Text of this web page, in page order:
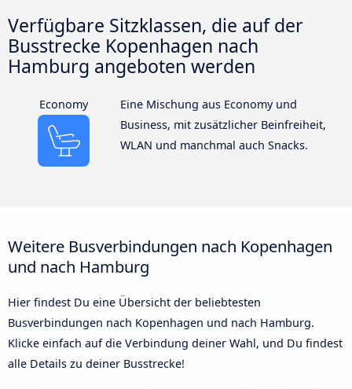
Verfügbare Sitzklassen, die auf der
Busstrecke Kopenhagen nach
Hamburg angeboten werden
Economy
Eine Mischung aus Economy und
Business, mit zusätzlicher Beinfreiheit,
WLAN und manchmal auch Snacks.
Weitere Busverbindungen nach Kopenhagen
und nach Hamburg
Hier findest Du eine Übersicht der beliebtesten
Busverbindungen nach Kopenhagen und nach Hamburg.
Klicke einfach auf die Verbindung deiner Wahl, und Du findest
alle Details zu deiner Busstrecke!